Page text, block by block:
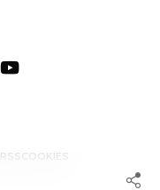
RSS COOKIES